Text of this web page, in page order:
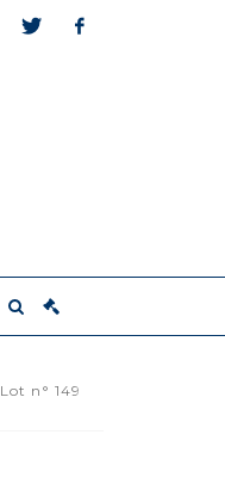
Lot n° 149